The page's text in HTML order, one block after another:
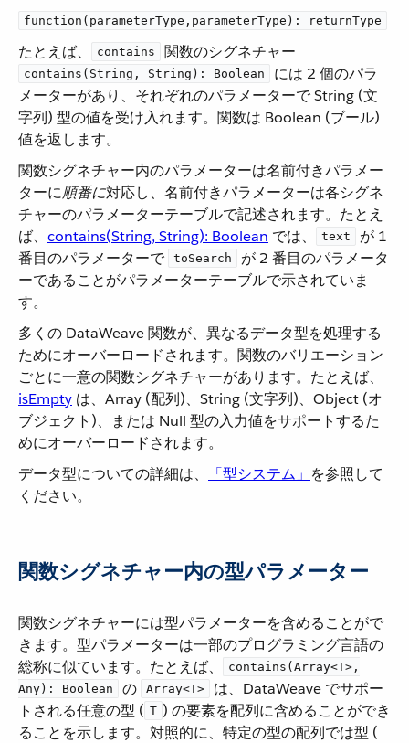
function(parameterType,parameterType): returnType
たとえば、​ contains ​ 関数のシグネチャー ​
contains(String, String): Boolean
​ には 2 個のパラ
メーターがあり、それぞれのパラメーターで String (文
字列) 型の値を受け入れます。関数は Boolean (ブール)
値を返します。
関数シグネチャー内のパラメーターは名前付きパラメー
ターに​順番に​対応し、名前付きパラメーターは各シグネ
チャーのパラメーターテーブルで記述されます。たとえ
ば、​ contains(String, String): Boolean ​ では、​ text
​ が 1
番目のパラメーターで ​ toSearch
​ が 2 番目のパラメータ
ーであることがパラメーターテーブルで示されていま
す。
多くの DataWeave 関数が、異なるデータ型を処理する
ためにオーバーロードされます。関数のバリエーション
ごとに一意の関数シグネチャーがあります。たとえば、​
isEmpty ​ は、Array (配列)、String (文字列)、Object (オ
ブジェクト)、または Null 型の入力値をサポートするた
めにオーバーロードされます。
データ型についての詳細は、​
「型システム」 ​を参照して
ください。
関数シグネチャー内の型パラメーター
関数シグネチャーには型パラメーターを含めることがで
きます。型パラメーターは一部のプログラミング言語の
総称に似ています。たとえば、​
contains(Array<T>,
Any): Boolean
​ の ​ Array<T>
​ は、DataWeave でサポー
トされる任意の型 (​ T ​) の要素を配列に含めることができ
ることを示します。対照的に、特定の型の配列では型 (​